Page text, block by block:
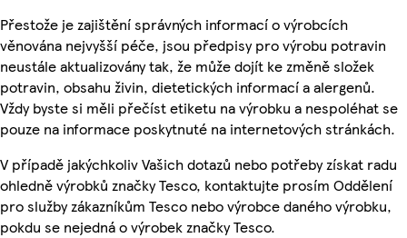
Přestože je zajištění správných informací o výrobcích
věnována nejvyšší péče, jsou předpisy pro výrobu potravin
neustále aktualizovány tak, že může dojít ke změně složek
potravin, obsahu živin, dietetických informací a alergenů.
Vždy byste si měli přečíst etiketu na výrobku a nespoléhat se
pouze na informace poskytnuté na internetových stránkách.
V případě jakýchkoliv Vašich dotazů nebo potřeby získat radu
ohledně výrobků značky Tesco, kontaktujte prosím Oddělení
pro služby zákazníkům Tesco nebo výrobce daného výrobku,
pokdu se nejedná o výrobek značky Tesco.